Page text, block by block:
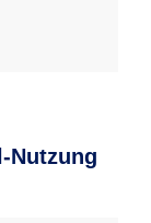
Nutzung